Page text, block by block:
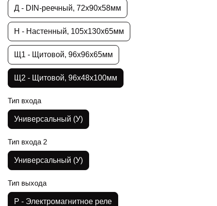
Д - DIN-реечный, 72х90х58мм
Н - Настенный, 105х130х65мм
Щ1 - Щитовой, 96х96х65мм
Щ2 - Щитовой, 96х48х100мм
Тип входа
Универсальный (У)
Тип входа 2
Универсальный (У)
Тип выхода
Р - Электромагнитное реле